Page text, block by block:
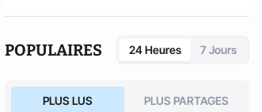
POPULAIRES 24 Heures 7 Jours
PLUS LUS PLUS PARTAGES